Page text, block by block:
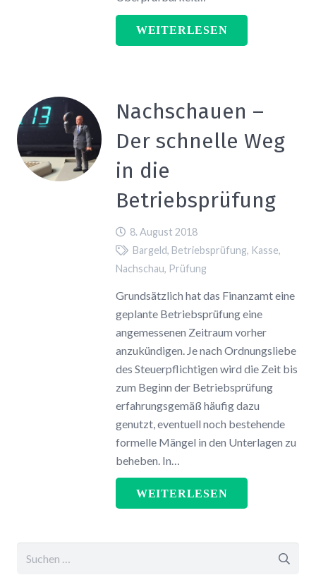
WEITERLESEN
Nachschauen –
Der schnelle Weg
in die
Betriebsprüfung
8. August 2018
Bargeld, Betriebsprüfung, Kasse,
Nachschau, Prüfung
Grundsätzlich hat das Finanzamt eine
geplante Betriebsprüfung eine
angemessenen Zeitraum vorher
anzukündigen. Je nach Ordnungsliebe
des Steuerpflichtigen wird die Zeit bis
zum Beginn der Betriebsprüfung
erfahrungsgemäß häufig dazu
genutzt, eventuell noch bestehende
formelle Mängel in den Unterlagen zu
beheben. In…
WEITERLESEN